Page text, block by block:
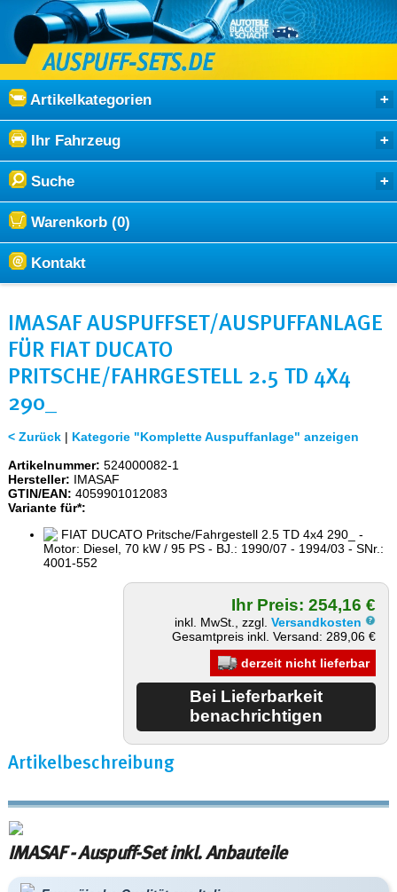
Artikelkategorien
Ihr Fahrzeug
Suche
Warenkorb (0)
Kontakt
IMASAF AUSPUFFSET/AUSPUFFANLAGE
FÜR FIAT DUCATO
PRITSCHE/FAHRGESTELL 2.5 TD 4X4
290_
< Zurück| Kategorie "Komplette Auspuffanlage" anzeigen
Artikelnummer: 524000082-1
Hersteller: IMASAF
GTIN/EAN: 4059901012083
Variante für*:
FIAT DUCATO Pritsche/Fahrgestell 2.5 TD 4x4 290_ -
Motor: Diesel, 70 kW / 95 PS - BJ.: 1990/07 - 1994/03 - SNr.:
4001-552
Ihr Preis: 254,16 €
inkl. MwSt., zzgl.Versandkosten
Gesamtpreis inkl. Versand: 289,06 €
derzeit nicht lieferbar
Artikelbeschreibung
IMASAF - Auspuff-Set inkl. Anbauteile